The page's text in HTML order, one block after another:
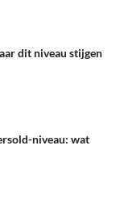
dit niveau stijgen
niveau: wat